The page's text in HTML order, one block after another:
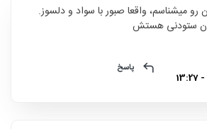
ایشون رو میشناسم، واقعا صبور با سواد و دلسوز.
ستودنی هستش
پاسخ